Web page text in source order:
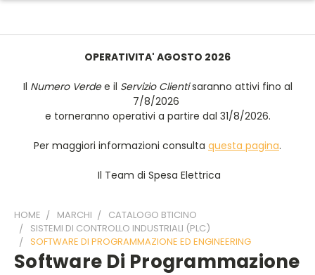
OPERATIVITA' AGOSTO 2026
Il Numero Verdee il Servizio Clientisaranno attivi fino al
7/8/2026
e torneranno operativi a partire dal 31/8/2026.
Per maggiori informazioni consulta questa pagina.
Il Team di Spesa Elettrica
HOME MARCHI
CATALOGO BTICINO
SISTEMI DI CONTROLLO INDUSTRIALI (PLC)
SOFTWARE DI PROGRAMMAZIONE ED ENGINEERING
Software Di Programmazione